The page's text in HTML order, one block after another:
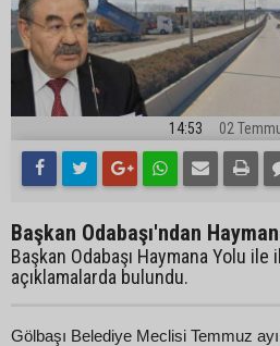
14:53 02
Başkan Odabaşı'ndan
Başkan Odabaşı Haymana Yolu
açıklamalarda bulundu.
Gölbaşı Belediye Meclisi Temmuz ayı